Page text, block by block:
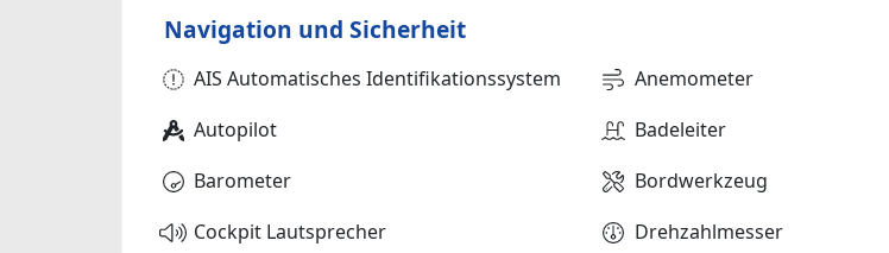
Navigation und Sicherheit
AIS Automatisches Identifikationssystem Anemometer
Autopilot
Badeleiter
Barometer
Bordwerkzeug
Cockpit Lautsprecher
Drehzahlmesser